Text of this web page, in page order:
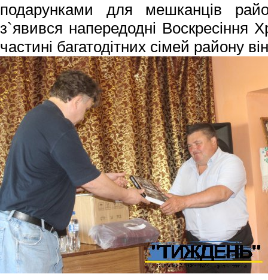
подарунками для мешканців
з`явився напередодні Воскресіння
частині багатодітних сімей району